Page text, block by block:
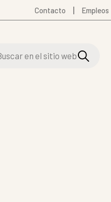
Contacto Empleos